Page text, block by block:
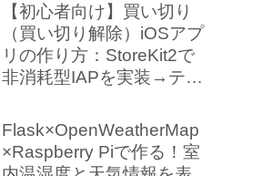
【初心者向け】買い切り
（買い切り解除）iOSアプ
リの作り方：StoreKit2で
非消耗型IAPを実装→テス
Flask×OpenWeatherMap
×Raspberry Piで作る！室